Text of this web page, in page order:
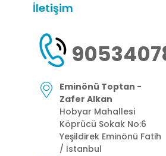
İletişim
Eminönü Toptan -
Zafer Alkan
Hobyar Mahallesi
Köprücü Sokak No:6
Yeşildirek Eminönü Fatih
/ İstanbul